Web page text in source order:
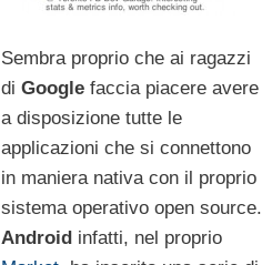
Sembra proprio che ai ragazzi
di Google faccia piacere avere
a disposizione tutte le
applicazioni che si connettono
in maniera nativa con il proprio
sistema operativo open source.
Android infatti, nel proprio